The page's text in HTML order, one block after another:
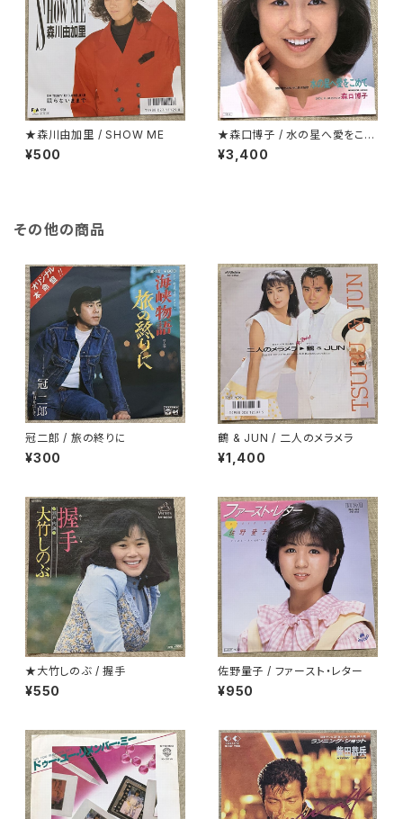
★森川由加里 / SHOW ME
¥500
★森口博子 / 水の星へ愛をこめ
て
¥3,400
その他の商品
冠二郎 / 旅の終りに
¥300
鶴 & JUN / 二人のメラメラ
¥1,400
★大竹しのぶ / 握手
¥550
佐野量子 / ファースト・レター
¥950